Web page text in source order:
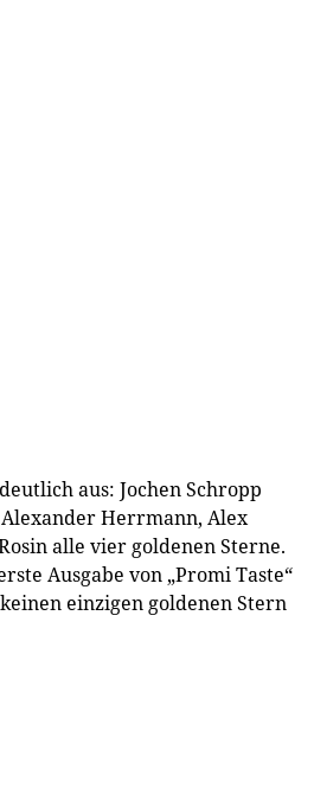
aus: Jochen Schropp
Herrmann, Alex
alle vier goldenen Sterne.
Ausgabe von „Promi Taste“
einzigen goldenen Stern